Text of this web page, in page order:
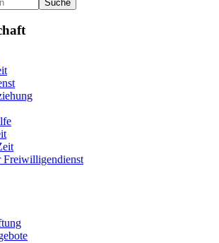
Freiwilligendienst